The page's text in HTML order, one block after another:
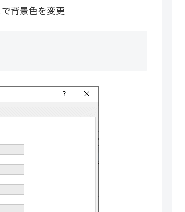
背景色を変更